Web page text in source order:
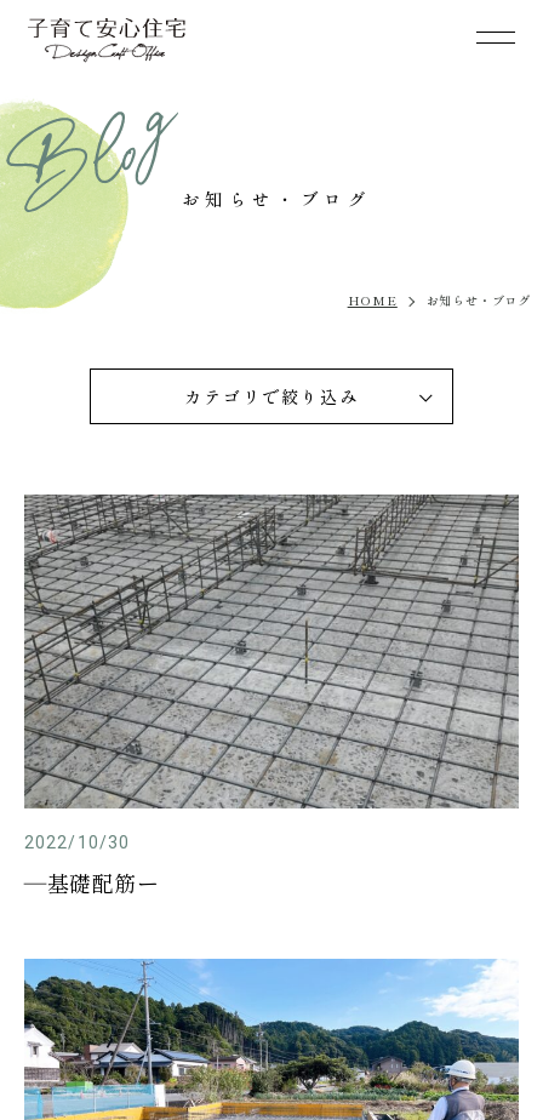
お知らせ・ブログ
HOME お知らせ・ブログ
カテゴリで絞り込み
2022/10/30
―基礎配筋ー